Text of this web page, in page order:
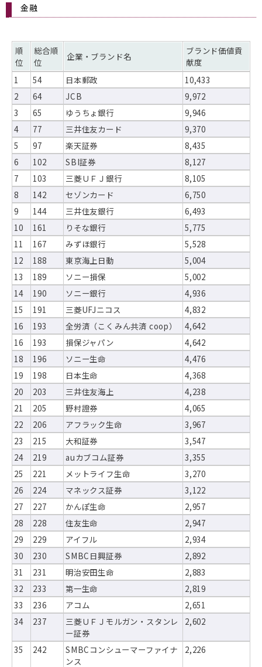
金融
順
位
総合順
位
企業・ブランド名
ブランド価値貢
献度
1
54 日本郵政
10,433
2
64 JCB
9,972
3
65 ゆうちょ銀行
9,946
4
77 三井住友カード
9,370
5
97 楽天証券
8,435
6
102 SBI証券
8,127
7
103 三菱ＵＦＪ銀行
8,105
8
142 セゾンカード
6,750
9
144 三井住友銀行
6,493
10
161 りそな銀行
5,775
11
167 みずほ銀行
5,528
12
188 東京海上日動
5,004
13
189 ソニー損保
5,002
14
190 ソニー銀行
4,936
15
191 三菱UFJニコス
4,832
16
193 全労済（こくみん共済 coop）
4,642
16
193 損保ジャパン
4,642
18
196 ソニー生命
4,476
19
198 日本生命
4,368
20
203 三井住友海上
4,238
21
205 野村證券
4,065
22
206 アフラック生命
3,967
23
215 大和証券
3,547
24
219 auカブコム証券
3,355
25
221 メットライフ生命
3,270
26
224 マネックス証券
3,122
27
227 かんぽ生命
2,957
28
228 住友生命
2,947
29
229 アイフル
2,934
30
230 SMBC日興証券
2,892
31
231 明治安田生命
2,883
32
233 第一生命
2,819
33
236 アコム
2,651
34
237
三菱ＵＦＪモルガン・スタンレ
ー証券
2,602
35 242
SMBCコンシューマーファイナ
ンス
2,226